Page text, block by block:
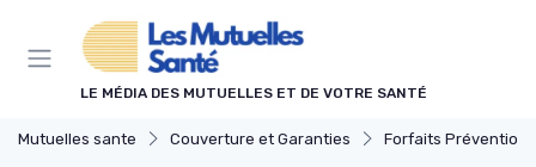
LE MÉDIA DES MUTUELLES ET DE VOTRE SANTÉ
Mutuelles sante Couverture et Garanties Forfaits Prévention et